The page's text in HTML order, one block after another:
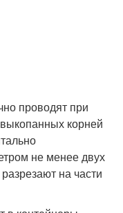
проводят при
корней
не менее двух
на части